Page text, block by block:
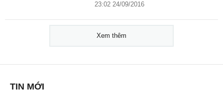
23:02 24/09/2016
Xem thêm
TIN MỚI